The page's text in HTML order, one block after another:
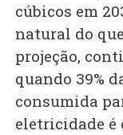
cúbicos em
natural do
projeção,
quando 39%
consumida
eletricidade é